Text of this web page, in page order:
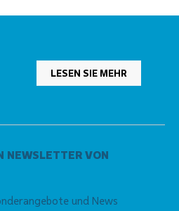
LESEN SIE MEHR
NEWSLETTER VON
und News